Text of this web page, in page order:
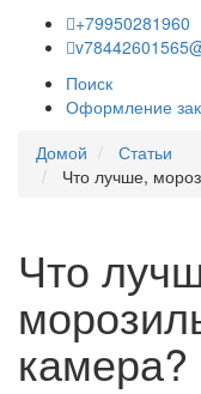
+79950281960
Поиск
Оформление
Домой
Статьи
Что лучше,
Что
камера?